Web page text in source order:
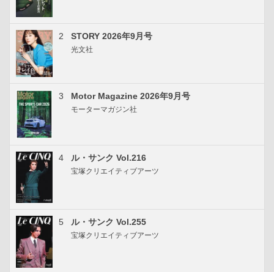
2 STORY 2026年9月号
光文社
3 Motor Magazine 2026年9月号
モーターマガジン社
4 ル・サンク Vol.216
宝塚クリエイティブアーツ
5 ル・サンク Vol.255
宝塚クリエイティブアーツ